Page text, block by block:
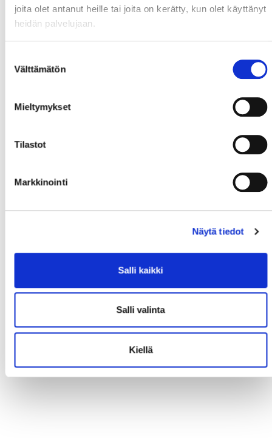
joita olet antanut heille tai joita on kerätty, kun olet käyttänyt
heidän palvelujaan.
valinta
Välttämätön
Mieltymykset
Tilastot
Markkinointi
Näytä tiedot
Salli kaikki
Salli valinta
Kiellä